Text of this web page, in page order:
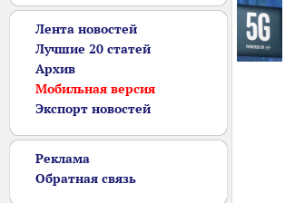
Лента новостей
Лучшие 20 статей
Архив
Мобильная версия
Экспорт новостей
Реклама
Обратная связь